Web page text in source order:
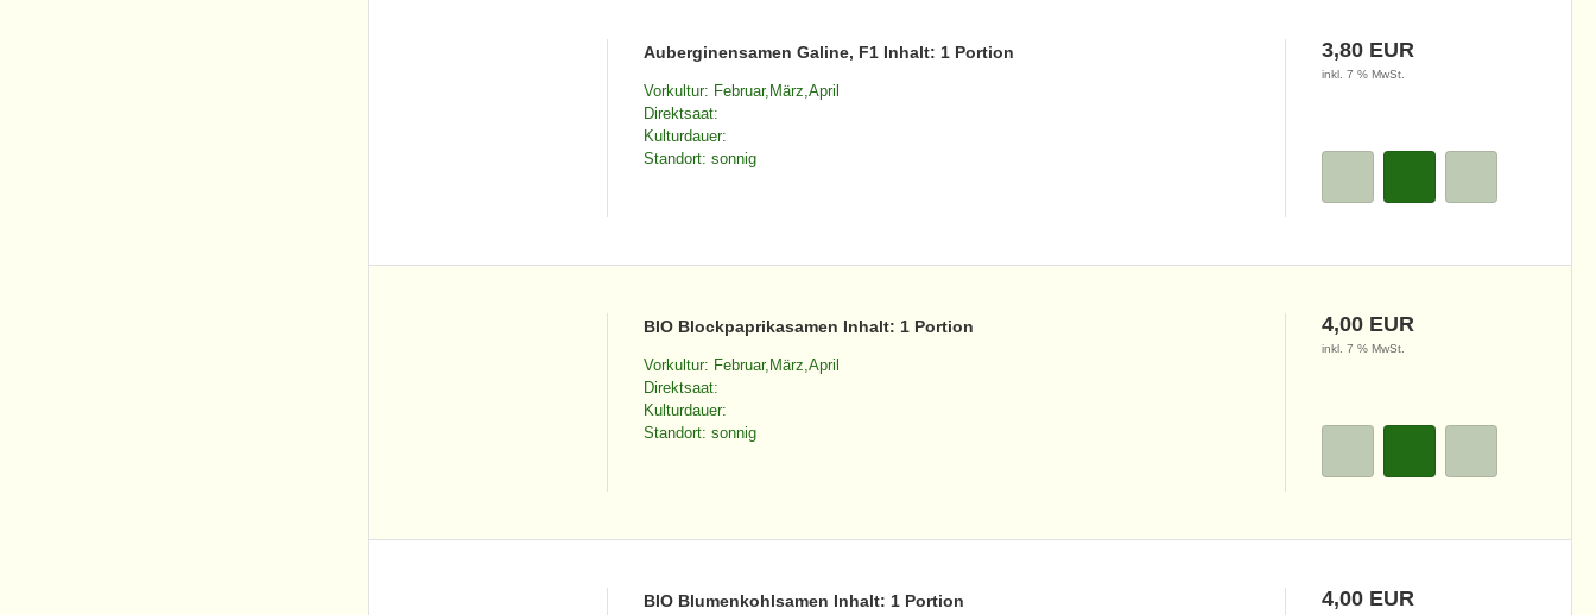
Auberginensamen Galine, F1 Inhalt: 1 Portion
Vorkultur: Februar,März,April
Direktsaat:
Kulturdauer:
Standort: sonnig
3,80 EUR
inkl. 7 % MwSt.
BIO Blockpaprikasamen Inhalt: 1 Portion
Vorkultur: Februar,März,April
Direktsaat:
Kulturdauer:
Standort: sonnig
4,00 EUR
inkl. 7 % MwSt.
BIO Blumenkohlsamen Inhalt: 1 Portion 4,00 EUR